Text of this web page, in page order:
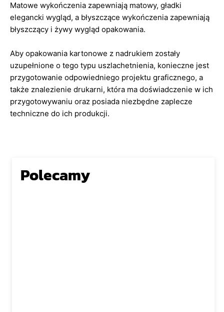
Matowe wykończenia zapewniają matowy, gładki
elegancki wygląd, a błyszczące wykończenia zapewniają
błyszczący i żywy wygląd opakowania.
Aby opakowania kartonowe z nadrukiem zostały
uzupełnione o tego typu uszlachetnienia, konieczne jest
przygotowanie odpowiedniego projektu graficznego, a
także znalezienie drukarni, która ma doświadczenie w ich
przygotowywaniu oraz posiada niezbędne zaplecze
techniczne do ich produkcji.
Polecamy